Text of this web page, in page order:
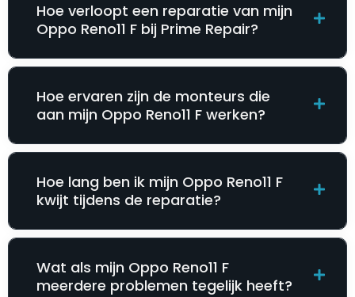
Hoe verloopt een reparatie van mijn
Oppo Reno11 F bij Prime Repair?
Hoe ervaren zijn de monteurs die
aan mijn Oppo Reno11 F werken?
Hoe lang ben ik mijn Oppo Reno11 F
kwijt tijdens de reparatie?
Wat als mijn Oppo Reno11 F
meerdere problemen tegelijk heeft?